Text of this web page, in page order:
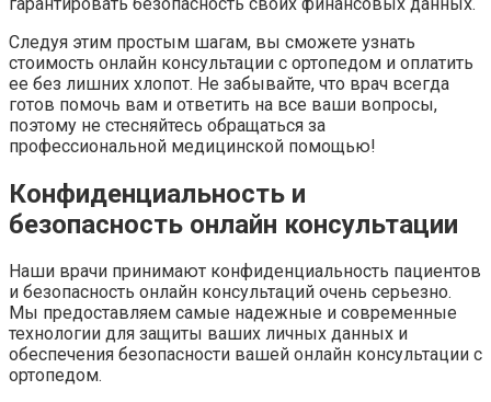
Следуя этим простым шагам, вы сможете узнать
стоимость онлайн консультации с ортопедом и оплатить
ее без лишних хлопот. Не забывайте, что врач всегда
готов помочь вам и ответить на все ваши вопросы,
поэтому не стесняйтесь обращаться за
профессиональной медицинской помощью!
Конфиденциальность и
безопасность онлайн консультации
Наши врачи принимают конфиденциальность пациентов
и безопасность онлайн консультаций очень серьезно.
Мы предоставляем самые надежные и современные
технологии для защиты ваших личных данных и
обеспечения безопасности вашей онлайн консультации с
ортопедом.